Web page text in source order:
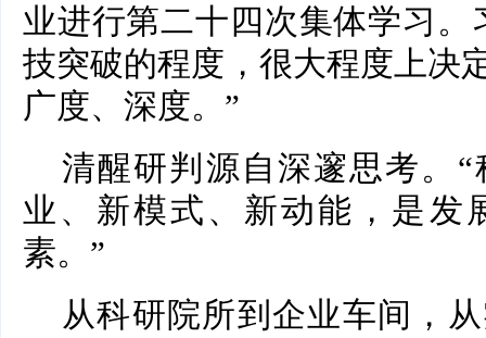
业进行第二十四次集体学习。
技突破的程度，很大程度上决
广度、深度。”
清醒研判源自深邃思考。
业、新模式、新动能，是发
素。”
从科研院所到企业车间，